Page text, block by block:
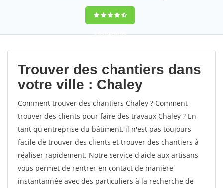
9,5(100%)59
votes
Trouver des chantiers dans
votre ville : Chaley
Comment trouver des chantiers Chaley ? Comment
trouver des clients pour faire des travaux Chaley ? En
tant qu'entreprise du bâtiment, il n'est pas toujours
facile de trouver des clients et trouver des chantiers à
réaliser rapidement. Notre service d'aide aux artisans
vous permet de rentrer en contact de manière
instantannée avec des particuliers à la recherche de